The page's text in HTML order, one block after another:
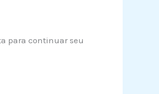
para continuar seu